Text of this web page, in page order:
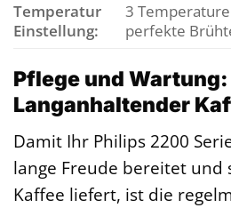
Temperatur
Einstellung:
3
perfekte
Pflege und Wartung:
Langanhaltender
Damit Ihr Philips 2200
lange Freude bereitet und
Kaffee liefert, ist die